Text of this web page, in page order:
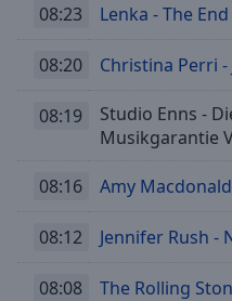
08:23 Lenka - The
08:20 Christina Perri -
08:19
Studio Enns -
Musikgarantie
08:16 Amy
08:12 Jennifer Rush -
08:08 The Rolling